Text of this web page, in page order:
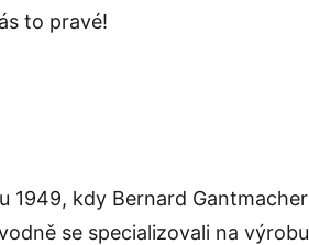
to pravé!
1949, kdy Bernard Gantmacher
se specializovali na výrobu